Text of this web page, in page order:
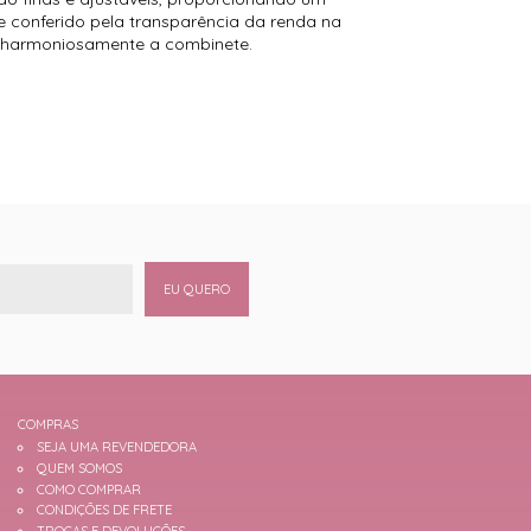
conferido pela transparência da renda na
a combinete.
EU QUERO
COMPRAS
SEJA UMA REVENDEDORA
QUEM SOMOS
COMO COMPRAR
CONDIÇÕES DE FRETE